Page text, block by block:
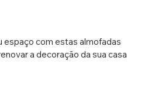
espaço com estas almofadas
a decoração da sua casa